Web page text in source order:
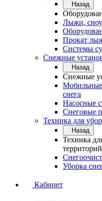
Назад
Лыжи,
Прокат
Системы
Снежные
Назад
Снежные
Мобильные
снега
Насосные
Снеговые
Техника для
Назад
Техника
территорий
Уборка
Кабинет